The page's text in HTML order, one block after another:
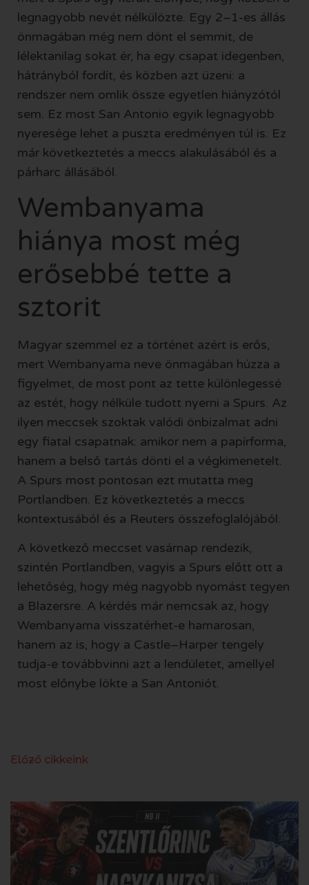
Előző cikkeink
legnagyobb nevét nélkülözte. Egy 2–1-es állás
önmagában még nem dönt el semmit, de
lélektanilag sokat ér, ha egy csapat idegenben,
hátrányból fordít, és közben azt üzeni: a
rendszer nem omlik össze egyetlen hiányzótól
sem. Ez most San Antonio egyik legnagyobb
nyeresége lehet a puszta eredményen túl is. Ez
már következtetés a meccs alakulásából és a
párharc állásából.
Wembanyama
hiánya most még
erősebbé tette a
sztorit
Magyar szemmel ez a történet azért is erős,
mert Wembanyama neve önmagában húzza a
figyelmet, de most pont az tette különlegessé
az estét, hogy nélküle tudott nyerni a Spurs. Az
ilyen meccsek szoktak valódi önbizalmat adni
egy fiatal csapatnak: amikor nem a papírforma,
hanem a belső tartás dönti el a végkimenetelt.
A Spurs most pontosan ezt mutatta meg
Portlandben. Ez következtetés a meccs
kontextusából és a Reuters összefoglalójából.
A következő meccset vasárnap rendezik,
szintén Portlandben, vagyis a Spurs előtt ott a
lehetőség, hogy még nagyobb nyomást tegyen
a Blazersre. A kérdés már nemcsak az, hogy
Wembanyama visszatérhet-e hamarosan,
hanem az is, hogy a Castle–Harper tengely
tudja-e továbbvinni azt a lendületet, amellyel
most előnybe lökte a San Antoniót.